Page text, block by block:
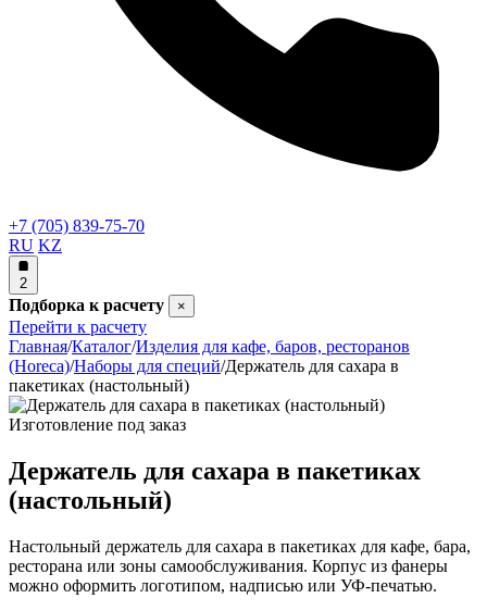
+7 (705) 839-75-70
RU KZ
2
Подборка к расчету ×
Перейти к расчету
Главная/Каталог/Изделия для кафе, баров, ресторанов
(Horeca)/Наборы для специй/Держатель для сахара в
пакетиках (настольный)
Изготовление под заказ
Держатель для сахара в пакетиках
(настольный)
Настольный держатель для сахара в пакетиках для кафе, бара,
ресторана или зоны самообслуживания. Корпус из фанеры
можно оформить логотипом, надписью или УФ-печатью.